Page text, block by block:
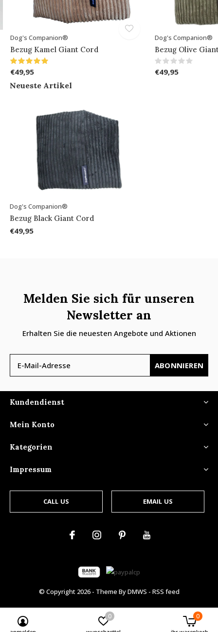
Dog's Companion®
Bezug Kamel Giant Cord
€49,95
Dog's Companion®
Bezug Olive
€49,95
Neueste Artikel
Dog's Companion®
Bezug Black Giant Cord
€49,95
Melden Sie sich für unseren
Newsletter an
Erhalten Sie die neuesten Angebote und Aktionen
ABONNIEREN
Kundendienst
Mein Konto
Kategorien
Impressum
CALL US EMAIL US
© Copyright 2026- Theme ByDMWS - RSS feed
0 0